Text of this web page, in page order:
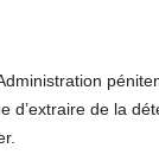
d’extraire de la